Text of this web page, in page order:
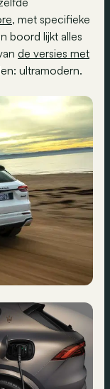
, met specifieke
boord lijkt alles
de versies met
ultramodern.